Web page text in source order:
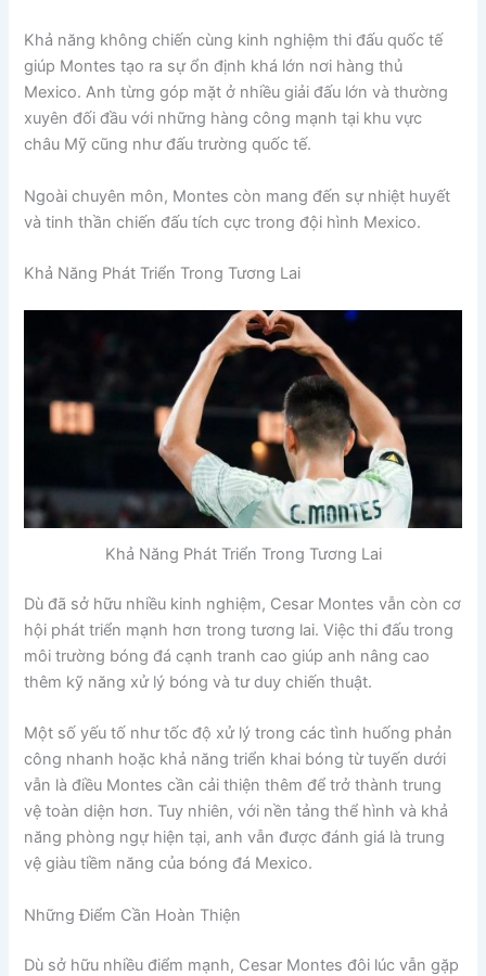
Khả năng không chiến cùng kinh nghiệm thi đấu quốc tế
giúp Montes tạo ra sự ổn định khá lớn nơi hàng thủ
Mexico. Anh từng góp mặt ở nhiều giải đấu lớn và thường
xuyên đối đầu với những hàng công mạnh tại khu vực
châu Mỹ cũng như đấu trường quốc tế.
Ngoài chuyên môn, Montes còn mang đến sự nhiệt huyết
và tinh thần chiến đấu tích cực trong đội hình Mexico.
Khả Năng Phát Triển Trong Tương Lai
Khả Năng Phát Triển Trong Tương Lai
Dù đã sở hữu nhiều kinh nghiệm, Cesar Montes vẫn còn cơ
hội phát triển mạnh hơn trong tương lai. Việc thi đấu trong
môi trường bóng đá cạnh tranh cao giúp anh nâng cao
thêm kỹ năng xử lý bóng và tư duy chiến thuật.
Một số yếu tố như tốc độ xử lý trong các tình huống phản
công nhanh hoặc khả năng triển khai bóng từ tuyến dưới
vẫn là điều Montes cần cải thiện thêm để trở thành trung
vệ toàn diện hơn. Tuy nhiên, với nền tảng thể hình và khả
năng phòng ngự hiện tại, anh vẫn được đánh giá là trung
vệ giàu tiềm năng của bóng đá Mexico.
Những Điểm Cần Hoàn Thiện
Dù sở hữu nhiều điểm mạnh, Cesar Montes đôi lúc vẫn gặp